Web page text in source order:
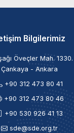
Bilgilerimiz
Öveçler Mah.
Çankaya - Ankara
+90 312 473 80 41
+90 312 473 80 46
+90 530 926 41 13
sde@sde.org.tr